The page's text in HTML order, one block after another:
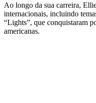
Ao longo da sua carreira,
internacionais, incluindo
“Lights”, que conquistaram
americanas.